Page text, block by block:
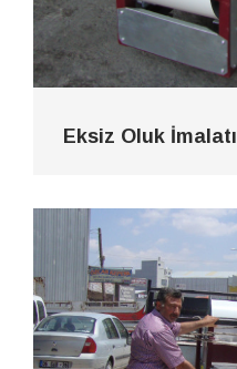
Eksiz Oluk İmalatı